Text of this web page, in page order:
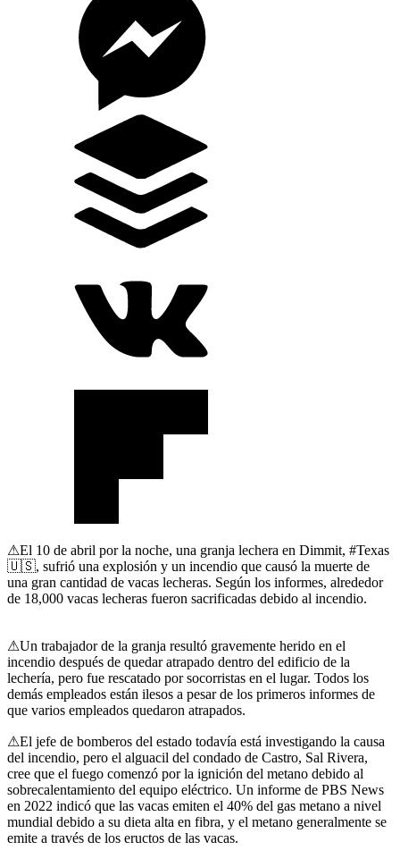
⚠El 10 de abril por la noche, una granja lechera en Dimmit, #Texas
🇺🇸, sufrió una explosión y un incendio que causó la muerte de
una gran cantidad de vacas lecheras. Según los informes, alrededor
de 18,000 vacas lecheras fueron sacrificadas debido al incendio.
⚠Un trabajador de la granja resultó gravemente herido en el
incendio después de quedar atrapado dentro del edificio de la
lechería, pero fue rescatado por socorristas en el lugar. Todos los
demás empleados están ilesos a pesar de los primeros informes de
que varios empleados quedaron atrapados.
⚠El jefe de bomberos del estado todavía está investigando la causa
del incendio, pero el alguacil del condado de Castro, Sal Rivera,
cree que el fuego comenzó por la ignición del metano debido al
sobrecalentamiento del equipo eléctrico. Un informe de PBS News
en 2022 indicó que las vacas emiten el 40% del gas metano a nivel
mundial debido a su dieta alta en fibra, y el metano generalmente se
emite a través de los eructos de las vacas.